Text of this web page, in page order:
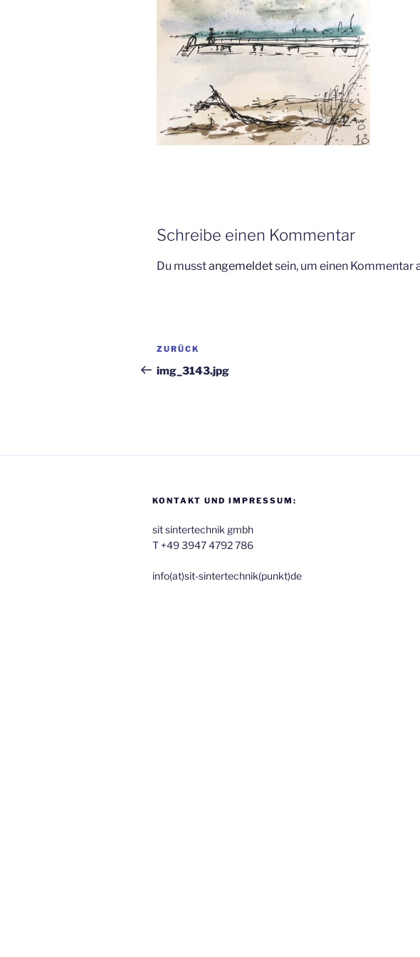
Schreibe einen Kommentar
Du musstangemeldetsein, um einen Kommentar
Beitragsnavigation
Vorheriger
Beitrag
ZURÜCK
img_3143.jpg
KONTAKT UND IMPRESSUM:
sit sintertechnik gmbh
T +49 3947 4792 786
inf‬o(at)sit-sintertechnik(punkt)de